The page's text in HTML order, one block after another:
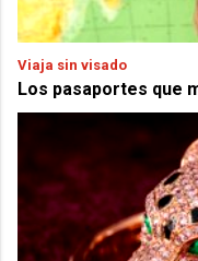
Viaja sin visado
Los pasaportes que